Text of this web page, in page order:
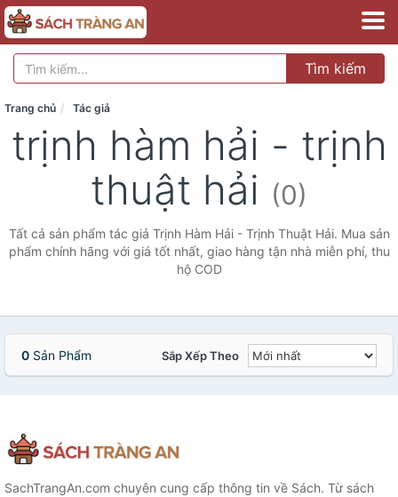
Tìm kiếm
Trang chủ Tác giả
trịnh hàm hải - trịnh
thuật hải (0)
Tất cả sản phẩm tác giả Trịnh Hàm Hải - Trịnh Thuật Hải. Mua sản
phẩm chính hãng với giá tốt nhất, giao hàng tận nhà miễn phí, thu
hộ COD
0 Sản Phẩm Sắp Xếp Theo
SachTrangAn.com chuyên cung cấp thông tin về Sách. Từ sách